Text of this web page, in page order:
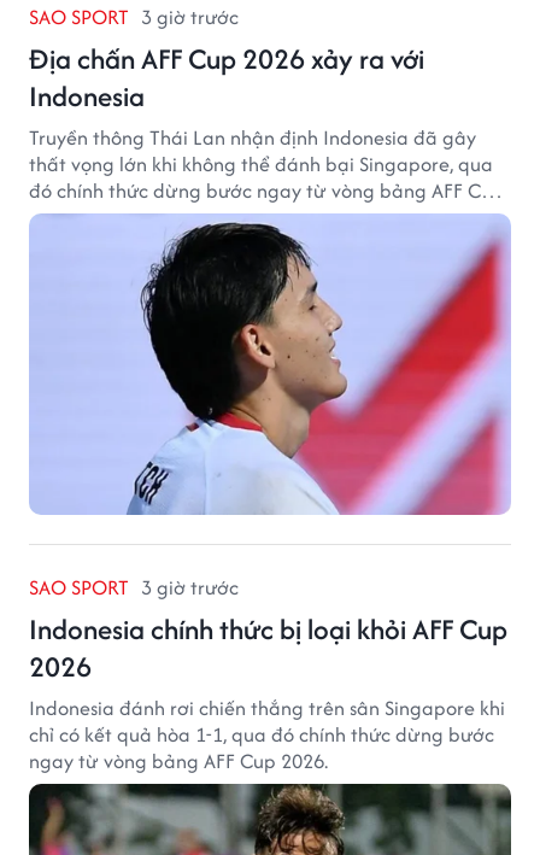
SAO SPORT 3 giờ trước
Địa chấn AFF Cup 2026 xảy ra với
Indonesia
Truyền thông Thái Lan nhận định Indonesia đã gây
thất vọng lớn khi không thể đánh bại Singapore, qua
đó chính thức dừng bước ngay từ vòng bảng AFF Cup
2026.
SAO SPORT 3 giờ trước
Indonesia chính thức bị loại khỏi AFF Cup
2026
Indonesia đánh rơi chiến thắng trên sân Singapore khi
chỉ có kết quả hòa 1-1, qua đó chính thức dừng bước
ngay từ vòng bảng AFF Cup 2026.